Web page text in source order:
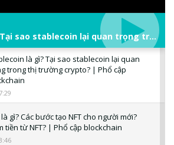
Stablecoin là gì? Tại sao stablecoin lại quan trọng trong thị trường crypto? | Phổ cập Blockchain
là gì? Tại sao stablecoin lại quan
trong thị trường crypto? | Phổ cập
là gì? Các bước tạo NFT cho người mới?
tiền từ NFT? | Phổ cập blockchain